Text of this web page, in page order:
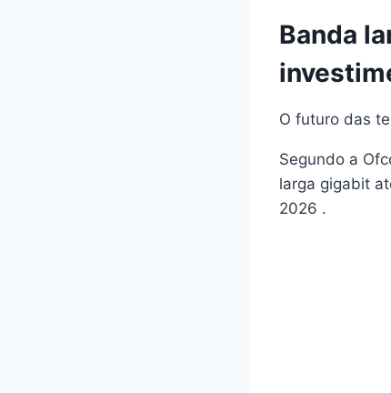
Banda
O futuro das
Segundo a
larga gigabit
2026 .